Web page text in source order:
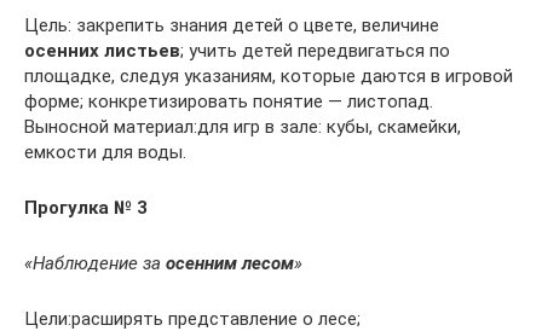
Цель: закрепить знания детей о цвете, величине
осенних листьев; учить детей передвигаться по
площадке, следуя указаниям, которые даются в игровой
форме; конкретизировать понятие — листопад.
Выносной материал:для игр в зале: кубы, скамейки,
емкости для воды.
Прогулка № 3
«Наблюдение за осенним лесом»
Цели:расширять представление о лесе;